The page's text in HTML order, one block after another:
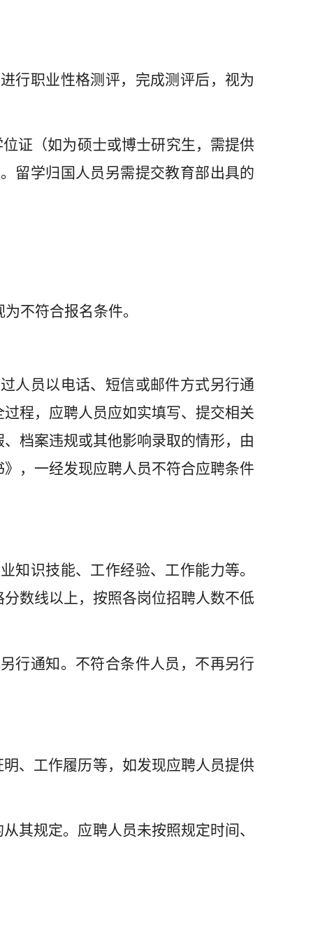
行职业性格测评，完成测评后，视为
证（如为硕士或博士研究生，需提供
留学归国人员另需提交教育部出具的
不符合报名条件。
人员以电话、短信或邮件方式另行通
程，应聘人员应如实填写、提交相关
档案违规或其他影响录取的情形，由
，一经发现应聘人员不符合应聘条件
知识技能、工作经验、工作能力等。
数线以上，按照各岗位招聘人数不低
行通知。不符合条件人员，不再另行
、工作履历等，如发现应聘人员提供
其规定。应聘人员未按照规定时间、